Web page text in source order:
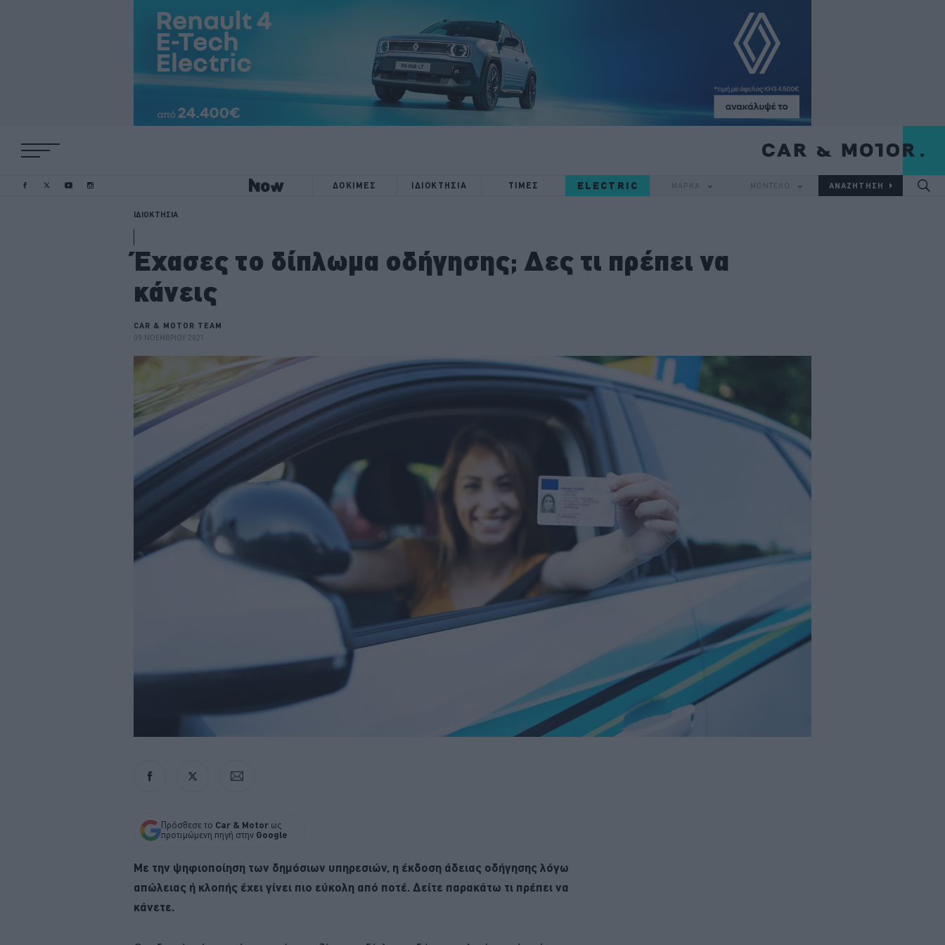
ΔΟΚΙΜΕΣ ΙΔΙΟΚΤΗΣΙΑ ΤΙΜΕΣ ELECTRIC ΜΑΡΚΑ ΜΟΝΤΕΛΟ
ΙΔΙΟΚΤΗΣΙΑ
Έχασες το δίπλωμα οδήγησης; Δες τι πρέπει να
κάνεις
CAR & MOTOR TEAM
09 ΝΟΕΜΒΡΙΟΥ 2021
Πρόσθεσε το Car & Motor ως
προτιμώμενη πηγή στην Google
Με την ψηφιοποίηση των δημόσιων υπηρεσιών, η έκδοση άδειας οδήγησης λόγω
απώλειας ή κλοπής έχει γίνει πιο εύκολη από ποτέ. Δείτε παρακάτω τι πρέπει να
κάνετε.